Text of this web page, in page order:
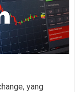
yang